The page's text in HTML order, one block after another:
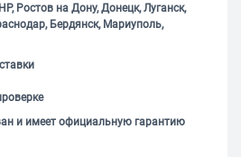
Ростов на Дону, Донецк, Луганск,
Бердянск, Мариуполь,
и имеет официальную гарантию